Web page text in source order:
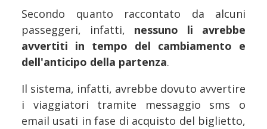
Secondo quanto raccontato da alcuni
passeggeri, infatti, nessuno li avrebbe
avvertiti in tempo del cambiamento e
dell'anticipo della partenza.
Il sistema, infatti, avrebbe dovuto avvertire
i viaggiatori tramite messaggio sms o
email usati in fase di acquisto del biglietto,